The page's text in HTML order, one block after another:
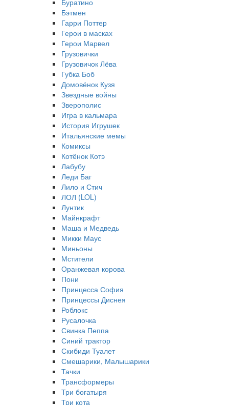
Буратино
Бэтмен
Гарри Поттер
Герои в масках
Герои Марвел
Грузовички
Грузовичок Лёва
Губка Боб
Домовёнок Кузя
Звездные войны
Зверополис
Игра в кальмара
История Игрушек
Итальянские мемы
Комиксы
Котёнок Котэ
Лабубу
Леди Баг
Лило и Стич
ЛОЛ (LOL)
Лунтик
Майнкрафт
Маша и Медведь
Микки Маус
Миньоны
Мстители
Оранжевая корова
Пони
Принцесса София
Принцессы Диснея
Роблокс
Русалочка
Свинка Пеппа
Синий трактор
Скибиди Туалет
Смешарики, Малышарики
Тачки
Трансформеры
Три богатыря
Три кота